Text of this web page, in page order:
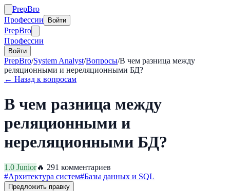
PrepBro
Профессии
Войти
PrepBro
Профессии
Войти
PrepBro/System Analyst/Вопросы/В чем разница между
реляционными и нереляционными БД?
← Назад к вопросам
В чем разница между
реляционными и
нереляционными БД?
1.0 Junior🔥 291 комментариев
#Архитектура систем#Базы данных и SQL
Предложить правку